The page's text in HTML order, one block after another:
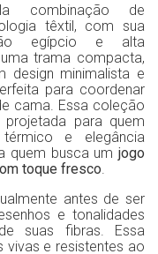
combinação de
têxtil, com sua
egípcio e alta
trama compacta,
design minimalista e
para coordenar
cama. Essa coleção
para quem
e elegância
quem busca um jogo
toque fresco
antes de ser
e tonalidades
suas fibras. Essa
vivas e resistentes ao